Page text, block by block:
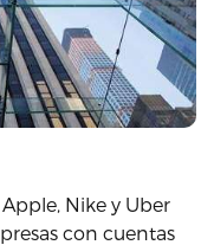
Nike y Uber
con cuentas